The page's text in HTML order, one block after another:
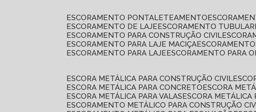
ESCORAMENTO PONTALETEAMENTO
ESCORAMENTO DE LAJE
ESCORAMENTO TUBULAR
ESCORAMENTO PARA CONSTRUÇÃO CIVIL
ESCORAMENTO PARA LAJE MACIÇA
ESCORAMENTO PARA LAJE
ESCORAMENTO PARA
ESCORA METÁLICA PARA CONSTRUÇÃO CIVIL
ESCORA METÁLICA PARA CONCRETO
ESCORA
ESCORA METÁLICA PARA VALAS
ESCORA
ESCORAMENTO METÁLICO PARA CONSTRUÇÃO